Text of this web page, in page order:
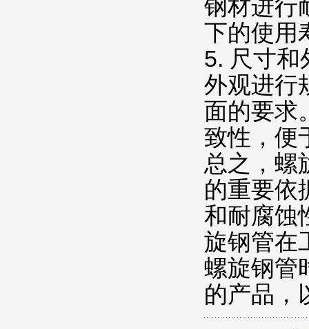
钢材进行
下的使用
5. 尺寸和
外观进行
面的要求
致性，便
总之，螺
的重要依
和耐腐蚀
旋钢管在
螺旋钢管
的产品，